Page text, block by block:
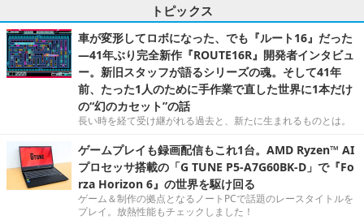
トピックス
車が変形してロボになった、でも『ルート16』だった
―41年ぶり完全新作『ROUTE16R』開発者インタビュ
ー。新旧スタッフが語るシリーズの魂。そして41年
前、たった1人のために手作業で直した世界に1本だけ
の“幻のカセット”の話
長い時を経て受け継がれる過去と、新たに生まれるものとは。
ゲームプレイも録画配信もこれ1台。AMD Ryzen™ AI
プロセッサ搭載の「G TUNE P5-A7G60BK-D」で『Fo
rza Horizon 6』の世界を駆け回る
ゲーム＆制作の拠点となるノートPCで話題のレースタイトルを
プレイ。放熱性能もチェックしました！